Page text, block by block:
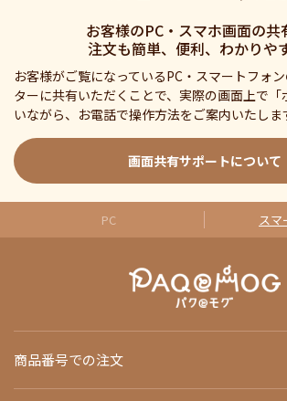
お客様のPC・スマホ画面の共
注文も簡単、便利、わかりや
お客様がご覧になっているPC・スマートフォ
ターに共有いただくことで、実際の画面上で「
いながら、お電話で操作方法をご案内いたしま
画面共有サポートについて
PC スマ
商品番号での注文